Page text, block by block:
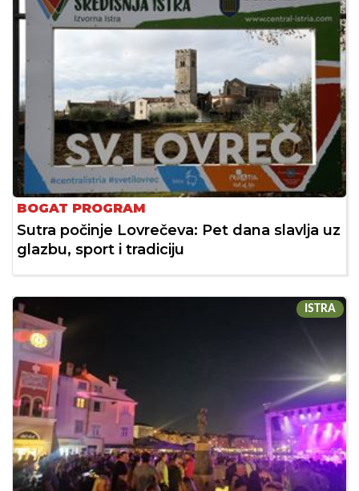
BOGAT PROGRAM
Sutra počinje Lovrečeva: Pet dana slavlja uz
glazbu, sport i tradiciju
ISTRA